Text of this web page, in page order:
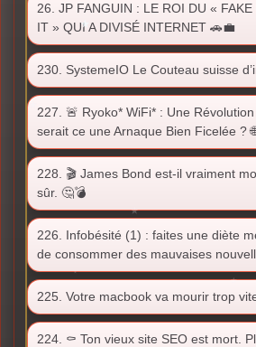
26. JP FANGUIN : LE ROI DU «
IT » QUI A DIVISÉ INTERNET 🚗💼
230. SystemeIO Le Couteau suisse
227. 🚨 Ryoko* WiFi* : Une
serait ce une Arnaque Bien Ficelée ?
228. 🎬 James Bond est-il vraiment
sûr. 🤔💣
226. Infobésité (1) : faites une diète
de consommer des mauvaises
225. Votre macbook va mourir trop
224. ⚰️ Ton vieux site SEO est mort.